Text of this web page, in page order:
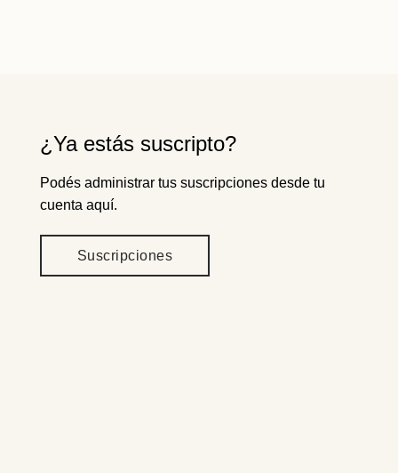
¿Ya estás suscripto?
Podés administrar tus suscripciones desde tu
cuenta aquí.
Suscripciones